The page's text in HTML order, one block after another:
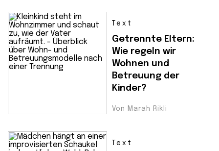
Text
Getrennte Eltern:
Wie regeln wir
Wohnen und
Betreuung der
Kinder?
Von Marah Rikli
Text